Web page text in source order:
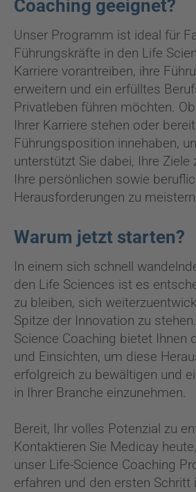
Coaching geeignet?
Unser Programm ist ideal für
Führungskräfte in den Life
Karriere vorantreiben, ihre
erweitern und ein erfülltes
Privatleben führen möchten.
Ihrer Karriere stehen oder
Führungsposition innehaben,
unterstützt Sie dabei, Ihre Ziele
Ihre persönlichen sowie
Herausforderungen zu
Warum jetzt starten?
In einem sich schnell
den Life Sciences ist es
zu bleiben, sich
Spitze der Innovation zu
Science Coaching bietet Ihnen
und Einsichten, um diese
erfolgreich zu bewältigen und
in Ihrer Branche einzunehmen.
Bereit, Ihr volles Potenzial zu
Kontaktieren Sie Medicay
unser Life-Science Coaching
erfahren und den ersten Schritt